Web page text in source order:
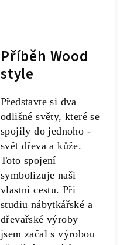
Příběh Wood
style
Představte si dva
odlišné světy, které se
spojily do jednoho -
svět dřeva a kůže.
Toto spojení
symbolizuje naši
vlastní cestu. Při
studiu nábytkářské a
dřevařské výroby
jsem začal s výrobou